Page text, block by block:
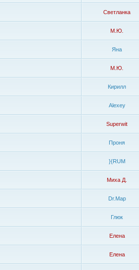
Светланка
М.Ю.
Яна
М.Ю.
Кирилл
Alexey
Superwit
Проня
}{RUM
Миха Д.
Dr.Map
Глюк
Елена
Елена